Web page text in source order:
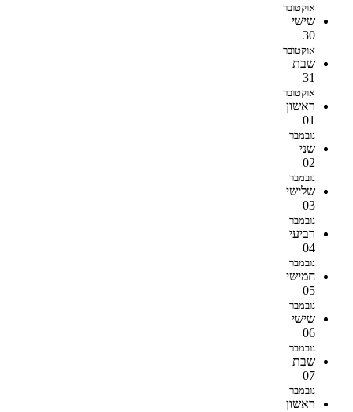
אוקטובר
שישי
30
אוקטובר
שבת
31
אוקטובר
ראשון
01
נובמבר
שני
02
נובמבר
שלישי
03
נובמבר
רביעי
04
נובמבר
חמישי
05
נובמבר
שישי
06
נובמבר
שבת
07
נובמבר
ראשון